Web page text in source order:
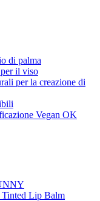
di palma
il viso
per la creazione di
Vegan OK
Tinted Lip Balm